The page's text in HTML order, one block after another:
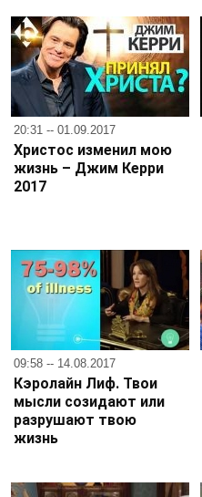
20:31 -- 01.09.2017
Христос изменил мою
жизнь – Джим Керри
2017
09:58 -- 14.08.2017
Кэролайн Лиф. Твои
мысли созидают или
разрушают твою
жизнь